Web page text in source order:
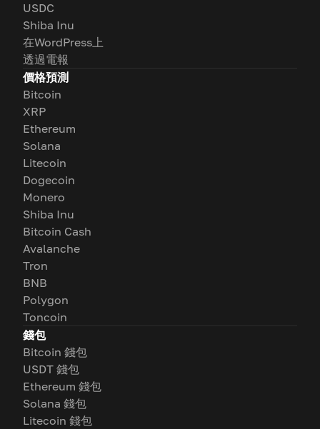
USDC
Shiba Inu
在WordPress上
透過電報
價格預測
Bitcoin
XRP
Ethereum
Solana
Litecoin
Dogecoin
Monero
Shiba Inu
Bitcoin Cash
Avalanche
Tron
BNB
Polygon
Toncoin
錢包
Bitcoin 錢包
USDT 錢包
Ethereum 錢包
Solana 錢包
Litecoin 錢包